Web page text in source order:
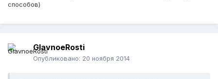
способов)
GlavnoeRosti
Опубликовано: 20 ноября 2014